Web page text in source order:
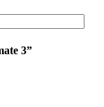
3”